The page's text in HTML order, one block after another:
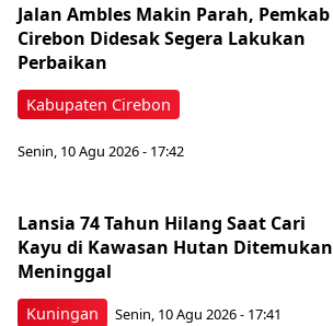
Kabupaten Cirebon
Jalan Ambles Makin Parah, Pemkab
Cirebon Didesak Segera Lakukan
Perbaikan
Senin, 10 Agu 2026 - 17:42
Kuningan
Lansia 74 Tahun Hilang Saat Cari
Kayu di Kawasan Hutan Ditemukan
Meninggal
Senin, 10 Agu 2026 - 17:41